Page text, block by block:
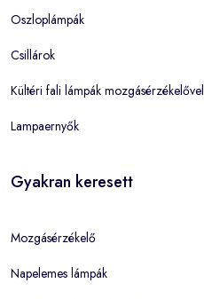
Oszloplámpák
Csillárok
Kültéri fali lámpák mozgásérzékelővel
Lampaernyők
Gyakran keresett
Mozgásérzékelő
Napelemes lámpák